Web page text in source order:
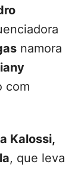
namora
com
Kalossi,
, que leva